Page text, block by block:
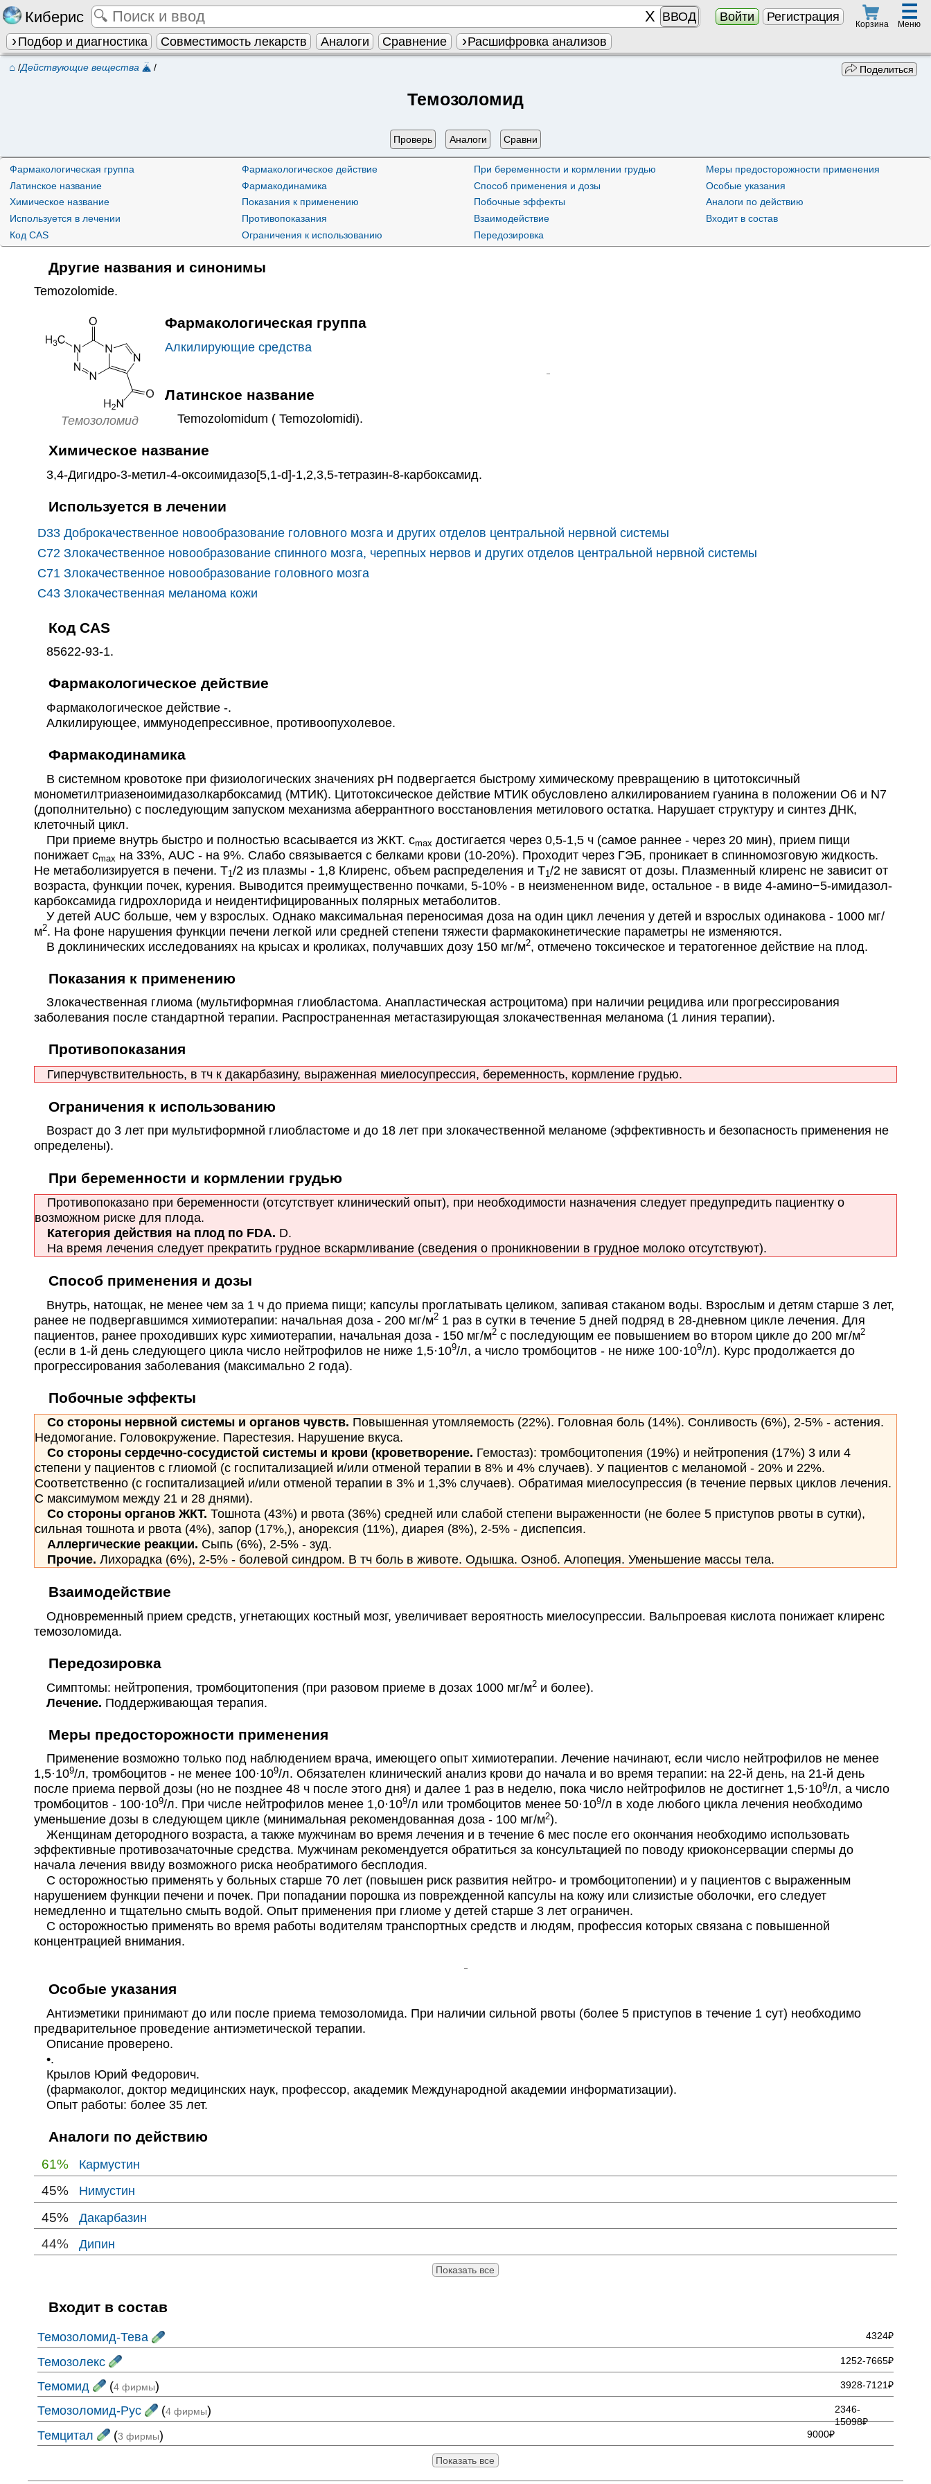
Киберис ВВОД Войти Регистрация
Корзина
☰
Меню
Подбор и диагностика Совместимость лекарств Аналоги Сравнение Расшифровка анализов
⌂ /Действующие вещества / Поделиться
Темозоломид
Проверь Аналоги Сравни
Фармакологическая группа
Латинское название
Химическое название
Используется в лечении
Код CAS
Фармакологическое действие
Фармакодинамика
Показания к применению
Противопоказания
Ограничения к использованию
При беременности и кормлении грудью
Способ применения и дозы
Побочные эффекты
Взаимодействие
Передозировка
Меры предосторожности применения
Особые указания
Аналоги по действию
Входит в состав
Другие названия и синонимы
Temozolomide.
Темозоломид
Фармакологическая группа
Алкилирующие средства
Латинское название
Temozolomidum ( Temozolomidi).
Химическое название
3,4-Дигидро-3-метил-4-оксоимидазо[5,1-d]-1,2,3,5-тетразин-8-карбоксамид.
Используется в лечении
D33 Доброкачественное новообразование головного мозга и других отделов центральной нервной системы
C72 Злокачественное новообразование спинного мозга, черепных нервов и других отделов центральной нервной системы
C71 Злокачественное новообразование головного мозга
C43 Злокачественная меланома кожи
Код CAS
85622-93-1.
Фармакологическое действие
Фармакологическое действие -.
Алкилирующее, иммунодепрессивное, противоопухолевое.
Фармакодинамика
В системном кровотоке при физиологических значениях pH подвергается быстрому химическому превращению в цитотоксичный
монометилтриазеноимидазолкарбоксамид (МТИК). Цитотоксическое действие МТИК обусловлено алкилированием гуанина в положении О6 и N7
(дополнительно) с последующим запуском механизма аберрантного восстановления метилового остатка. Нарушает структуру и синтез ДНК,
клеточный цикл.
При приеме внутрь быстро и полностью всасывается из ЖКТ. сmax достигается через 0,5-1,5 ч (самое раннее - через 20 мин), прием пищи
понижает сmax на 33%, AUC - на 9%. Слабо связывается с белками крови (10-20%). Проходит через ГЭБ, проникает в спинномозговую жидкость.
Не метаболизируется в печени. Т1/2 из плазмы - 1,8 Клиренс, объем распределения и Т1/2 не зависят от дозы. Плазменный клиренс не зависит от
возраста, функции почек, курения. Выводится преимущественно почками, 5-10% - в неизмененном виде, остальное - в виде 4-амино−5-имидазол-
карбоксамида гидрохлорида и неидентифицированных полярных метаболитов.
У детей AUC больше, чем у взрослых. Однако максимальная переносимая доза на один цикл лечения у детей и взрослых одинакова - 1000 мг/
м2. На фоне нарушения функции печени легкой или средней степени тяжести фармакокинетические параметры не изменяются.
В доклинических исследованиях на крысах и кроликах, получавших дозу 150 мг/м2, отмечено токсическое и тератогенное действие на плод.
Показания к применению
Злокачественная глиома (мультиформная глиобластома. Анапластическая астроцитома) при наличии рецидива или прогрессирования
заболевания после стандартной терапии. Распространенная метастазирующая злокачественная меланома (1 линия терапии).
Противопоказания
Гиперчувствительность, в тч к дакарбазину, выраженная миелосупрессия, беременность, кормление грудью.
Ограничения к использованию
Возраст до 3 лет при мультиформной глиобластоме и до 18 лет при злокачественной меланоме (эффективность и безопасность применения не
определены).
При беременности и кормлении грудью
Противопоказано при беременности (отсутствует клинический опыт), при необходимости назначения следует предупредить пациентку о
возможном риске для плода.
Категория действия на плод по FDA. D.
На время лечения следует прекратить грудное вскармливание (сведения о проникновении в грудное молоко отсутствуют).
Способ применения и дозы
Внутрь, натощак, не менее чем за 1 ч до приема пищи; капсулы проглатывать целиком, запивая стаканом воды. Взрослым и детям старше 3 лет,
ранее не подвергавшимся химиотерапии: начальная доза - 200 мг/м2 1 раз в сутки в течение 5 дней подряд в 28-дневном цикле лечения. Для
пациентов, ранее проходивших курс химиотерапии, начальная доза - 150 мг/м2 с последующим ее повышением во втором цикле до 200 мг/м2
(если в 1-й день следующего цикла число нейтрофилов не ниже 1,5·109/л, а число тромбоцитов - не ниже 100·109/л). Курс продолжается до
прогрессирования заболевания (максимально 2 года).
Побочные эффекты
Со стороны нервной системы и органов чувств. Повышенная утомляемость (22%). Головная боль (14%). Сонливость (6%), 2-5% - астения.
Недомогание. Головокружение. Парестезия. Нарушение вкуса.
Со стороны сердечно-сосудистой системы и крови (кроветворение. Гемостаз): тромбоцитопения (19%) и нейтропения (17%) 3 или 4
степени у пациентов с глиомой (с госпитализацией и/или отменой терапии в 8% и 4% случаев). У пациентов с меланомой - 20% и 22%.
Соответственно (с госпитализацией и/или отменой терапии в 3% и 1,3% случаев). Обратимая миелосупрессия (в течение первых циклов лечения.
С максимумом между 21 и 28 днями).
Со стороны органов ЖКТ.Тошнота (43%) и рвота (36%) средней или слабой степени выраженности (не более 5 приступов рвоты в сутки),
сильная тошнота и рвота (4%), запор (17%,), анорексия (11%), диарея (8%), 2-5% - диспепсия.
Аллергические реакции. Сыпь (6%), 2-5% - зуд.
Прочие.Лихорадка (6%), 2-5% - болевой синдром. В тч боль в животе. Одышка. Озноб. Алопеция. Уменьшение массы тела.
Взаимодействие
Одновременный прием средств, угнетающих костный мозг, увеличивает вероятность миелосупрессии. Вальпроевая кислота понижает клиренс
темозоломида.
Передозировка
Симптомы: нейтропения, тромбоцитопения (при разовом приеме в дозах 1000 мг/м2 и более).
Лечение. Поддерживающая терапия.
Меры предосторожности применения
Применение возможно только под наблюдением врача, имеющего опыт химиотерапии. Лечение начинают, если число нейтрофилов не менее
1,5·109/л, тромбоцитов - не менее 100·109/л. Обязателен клинический анализ крови до начала и во время терапии: на 22-й день, на 21-й день
после приема первой дозы (но не позднее 48 ч после этого дня) и далее 1 раз в неделю, пока число нейтрофилов не достигнет 1,5·109/л, а число
тромбоцитов - 100·109/л. При числе нейтрофилов менее 1,0·109/л или тромбоцитов менее 50·109/л в ходе любого цикла лечения необходимо
уменьшение дозы в следующем цикле (минимальная рекомендованная доза - 100 мг/м2).
Женщинам детородного возраста, а также мужчинам во время лечения и в течение 6 мес после его окончания необходимо использовать
эффективные противозачаточные средства. Мужчинам рекомендуется обратиться за консультацией по поводу криоконсервации спермы до
начала лечения ввиду возможного риска необратимого бесплодия.
С осторожностью применять у больных старше 70 лет (повышен риск развития нейтро- и тромбоцитопении) и у пациентов с выраженным
нарушением функции печени и почек. При попадании порошка из поврежденной капсулы на кожу или слизистые оболочки, его следует
немедленно и тщательно смыть водой. Опыт применения при глиоме у детей старше 3 лет ограничен.
С осторожностью применять во время работы водителям транспортных средств и людям, профессия которых связана с повышенной
концентрацией внимания.
Особые указания
Антиэметики принимают до или после приема темозоломида. При наличии сильной рвоты (более 5 приступов в течение 1 сут) необходимо
предварительное проведение антиэметической терапии.
Описание проверено.
•.
Крылов Юрий Федорович.
(фармаколог, доктор медицинских наук, профессор, академик Международной академии информатизации).
Опыт работы: более 35 лет.
Аналоги по действию
61% Кармустин
45% Нимустин
45% Дакарбазин
44% Дипин
Показать все
Входит в состав
4324₽
Темозоломид-Тева
1252-7665₽
Темозолекс
3928-7121₽
Темомид (4 фирмы)
2346-
15098₽
Темозоломид-Рус (4 фирмы)
9000₽
Темцитал (3 фирмы)
Показать все